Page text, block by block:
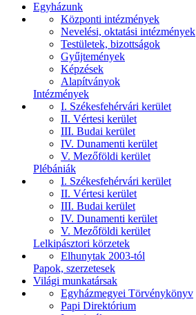
Egyházunk
Központi intézmények
Nevelési, oktatási intézmények
Testületek, bizottságok
Gyűjtemények
Képzések
Alapítványok
Intézmények
I. Székesfehérvári kerület
II. Vértesi kerület
III. Budai kerület
IV. Dunamenti kerület
V. Mezőföldi kerület
Plébániák
I. Székesfehérvári kerület
II. Vértesi kerület
III. Budai kerület
IV. Dunamenti kerület
V. Mezőföldi kerület
Lelkipásztori körzetek
Elhunytak 2003-tól
Papok, szerzetesek
Világi munkatársak
Egyházmegyei Törvénykönyv
Papi Direktórium